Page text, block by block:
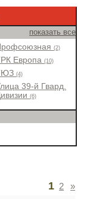
показать все
(2)
Европа(10)
(4)
39-й Гвард.
(6)
1 2 »